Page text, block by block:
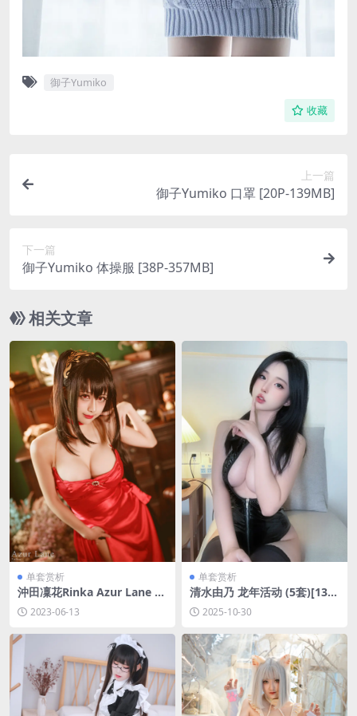
御子Yumiko
收藏
上一篇
御子Yumiko 口罩 [20P-139MB]
下一篇
御子Yumiko 体操服 [38P-357MB]
相关文章
单套赏析
沖田凜花Rinka Azur Lane -
大鳳 毒蘋果ver. (アズールレ
ーン) [13P-6MB]
2023-06-13
单套赏析
清水由乃 龙年活动 (5套)[130
P-4V-762.9M]
2025-10-30